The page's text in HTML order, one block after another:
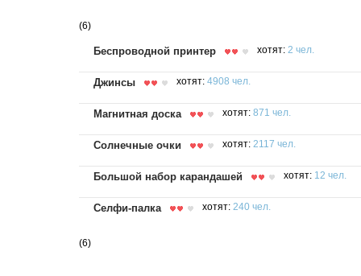
(6)
Беспроводной принтер хотят: 2 чел.
Джинсы хотят: 4908 чел.
Магнитная доска хотят: 871 чел.
Солнечные очки хотят: 2117 чел.
Большой набор карандашей хотят: 12 чел.
Селфи-палка хотят: 240 чел.
(6)